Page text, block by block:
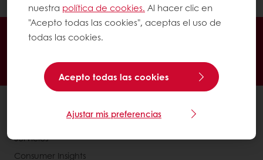
nuestra política de cookies. Al hacer clic en
"Acepto todas las cookies", aceptas el uso de
todas las cookies.
Acepto todas las cookies
Ajustar mis preferencias
En línea 24/7
Noticias y Tendencias
Servicios
Consumer Insights